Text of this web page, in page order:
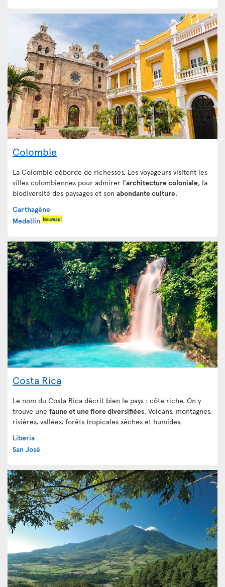
Colombie
La Colombie déborde de richesses. Les voyageurs visitent les
villes colombiennes pour admirer l’architecture coloniale, la
biodiversité des paysages et son abondante culture.
Carthagène
Medellín Nouveau!
Costa Rica
Le nom du Costa Rica décrit bien le pays : côte riche. On y
trouve une faune et une flore diversifiées. Volcans, montagnes,
rivières, vallées, forêts tropicales sèches et humides.
Liberia
San José